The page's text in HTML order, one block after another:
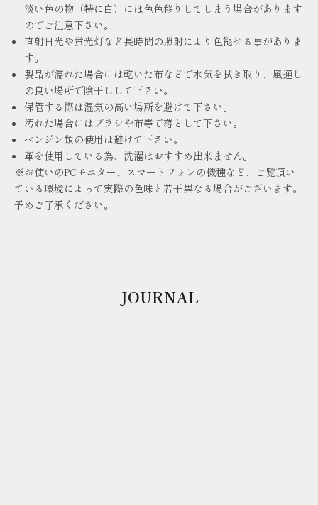
淡い色の物（特に白）には色色移りしてしまう場合があります
のでご注意下さい。
直射日光や蛍光灯など長時間の照射により色褪せる事がありま
す。
製品が濡れた場合には乾いた布などで水気を拭き取り、風通し
の良い場所で陰干しして下さい。
保管する際は湿気の高い場所を避けて下さい。
汚れた場合にはブラシや布等で落として下さい。
ベンジン類の使用は避けて下さい。
革を使用している為、洗濯はおすすめ出来ません。
※お使いのPCモニター、スマートフォンの機種など、ご覧頂い
ている環境によって実際の色味と若干異なる場合がございます。
予めご了承ください。
JOURNAL